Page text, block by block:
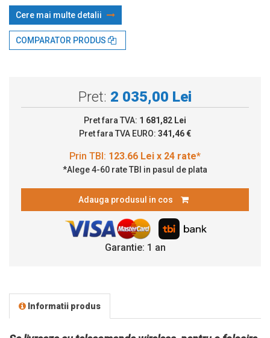
Cere mai multe detalii
COMPARATOR PRODUS
Pret: 2 035,00 Lei
Pret fara TVA: 1 681,82 Lei
Pret fara TVA EURO: 341,46 €
Prin TBI:123.66 Lei x 24 rate*
*Alege 4-60 rate TBI in pasul de plata
Adauga produsul in cos
Garantie: 1 an
Informatii produs